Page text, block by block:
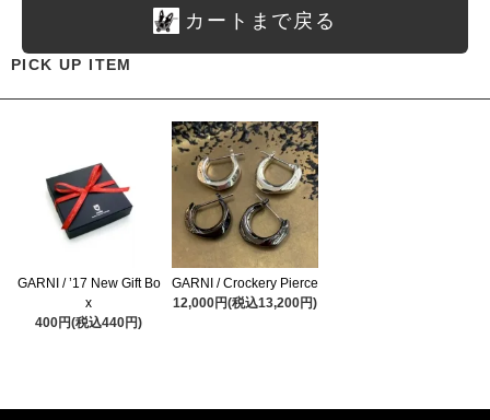
カートまで戻る
PICK UP ITEM
GARNI / ’17 New Gift Bo
x
400円(税込440円)
GARNI / Crockery Pierce
12,000円(税込13,200円)